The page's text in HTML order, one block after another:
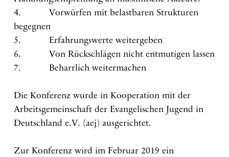
4. Vorwürfen mit belastbaren Strukturen
begegnen
5. Erfahrungswerte weitergeben
6. Von Rückschlägen nicht entmutigen lassen
7. Beharrlich weitermachen
Die Konferenz wurde in Kooperation mit der
Arbeitsgemeinschaft der Evangelischen Jugend in
Deutschland e.V. (aej) ausgerichtet.
Zur Konferenz wird im Februar 2019 ein